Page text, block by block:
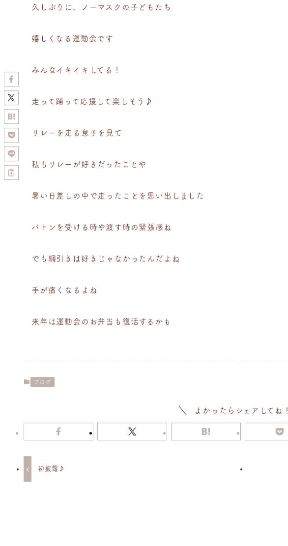
久しぶりに、ノーマスクの子どもたち
嬉しくなる運動会です
みんなイキイキしてる！
走って踊って応援して楽しそう♪
リレーを走る息子を見て
私もリレーが好きだったことや
暑い日差しの中で走ったことを思い出しました
バトンを受ける時や渡す時の緊張感ね
でも綱引きは好きじゃなかったんだよね
手が痛くなるよね
来年は運動会のお弁当も復活するかも
ブログ
よかったらシェアしてね！
初披露♪